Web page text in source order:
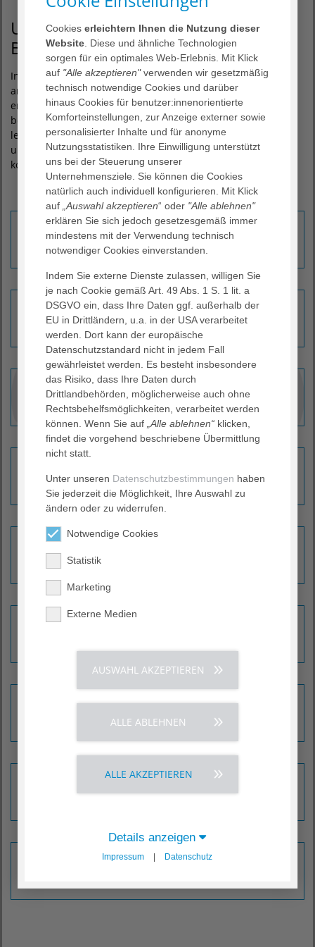
Unsere Kompetenzzentren auf einen
Blick
In den Zentren des AGAPLESION KLINIKUM HAGEN
arbeiten Ärzte:Ärztinnen verschiedener Fachrichtungen
eng zusammen, um die Patient:innen umfassend und mit
bestmöglichem Therapieerfolg zu versorgen. Gemeinsam
legen die Expert:innen individuelle Behandlungspläne fest
und stehen Betroffenen in jeder Phase ihrer Erkrankung als
kompetente Ansprechpartner:innen zur Seite.
Brustzentrum
Darmkrebszentrum
Erfahren Sie mehr ›
Endometriosezentrum
Erfahren Sie mehr ›
EndoProthetikZentrum
Erfahren Sie mehr ›
Hernienzentrum
Perinatalzentrum Level 1
Erfahren Sie mehr ›
Schilddrüsenzentrum
Cookieserleichtern Ihnen die Nutzung dieser
Website . Diese und ähnliche Technologien
sorgen für ein optimales Web-Erlebnis. Mit Klick
auf "Alle akzeptieren"verwenden wir gesetzmäßig
technisch notwendige Cookies und darüber
hinaus Cookies für benutzer:innenorientierte
Komforteinstellungen, zur Anzeige externer sowie
personalisierter Inhalte und für anonyme
Nutzungsstatistiken. Ihre Einwilligung unterstützt
uns bei der Steuerung unserer
Unternehmensziele. Sie können die Cookies
natürlich auch individuell konfigurieren. Mit Klick
auf „Auswahl akzeptieren“ oder "Alle ablehnen"
erklären Sie sich jedoch gesetzesgemäß immer
mindestens mit der Verwendung technisch
notwendiger Cookies einverstanden.
Indem Sie externe Dienste zulassen, willigen Sie
je nach Cookie gemäß Art. 49 Abs. 1 S. 1 lit. a
DSGVO ein, dass Ihre Daten ggf. außerhalb der
EU in Drittländern, u.a. in der USA verarbeitet
werden. Dort kann der europäische
Datenschutzstandard nicht in jedem Fall
gewährleistet werden. Es besteht insbesondere
das Risiko, dass Ihre Daten durch
Drittlandbehörden, möglicherweise auch ohne
Rechtsbehelfsmöglichkeiten, verarbeitet werden
können. Wenn Sie auf „Alle ablehnen“ klicken,
findet die vorgehend beschriebene Übermittlung
nicht statt.
Unter unseren Datenschutzbestimmungen haben
Sie jederzeit die Möglichkeit, Ihre Auswahl zu
ändern oder zu widerrufen.
Notwendige Cookies
Statistik
Marketing
Externe Medien
AUSWAHL AKZEPTIEREN
ALLE ABLEHNEN
ALLE AKZEPTIEREN
Details anzeigen
Impressum | Datenschutz